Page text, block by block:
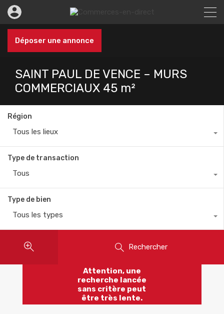
Déposer une annonce
SAINT PAUL DE VENCE – MURS
COMMERCIAUX 45 m²
Région
Tous les lieux
Type de transaction
Tous
Type de bien
Tous les types
Rechercher
Attention, une
recherche lancée
sans critère peut
être très lente.